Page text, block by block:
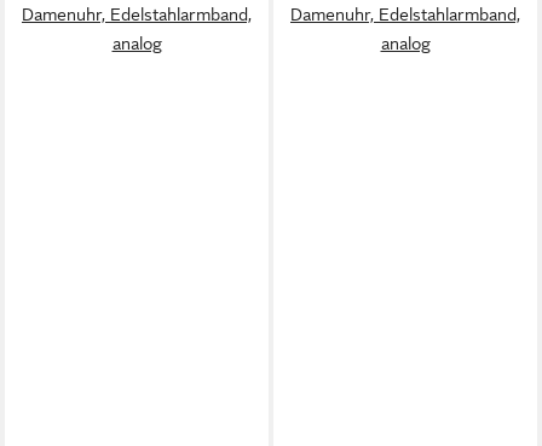
Damenuhr, Edelstahlarmband,
analog
Damenuhr, Edelstahlarmband,
analog